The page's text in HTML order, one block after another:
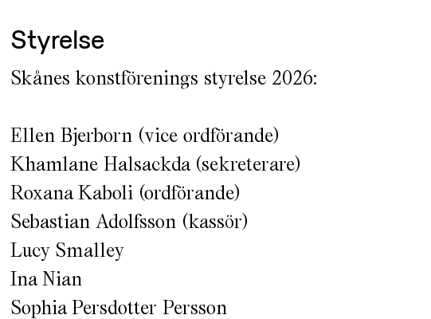
Styrelse
Skånes konstförenings styrelse 2026:
Ellen Bjerborn (vice ordförande)
Khamlane Halsackda (sekreterare)
Roxana Kaboli (ordförande)
Sebastian Adolfsson (kassör)
Lucy Smalley
Ina Nian
Sophia Persdotter Persson